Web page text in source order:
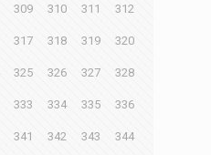
309 310 311 312
317 318 319 320
325 326 327 328
333 334 335 336
341 342 343 344